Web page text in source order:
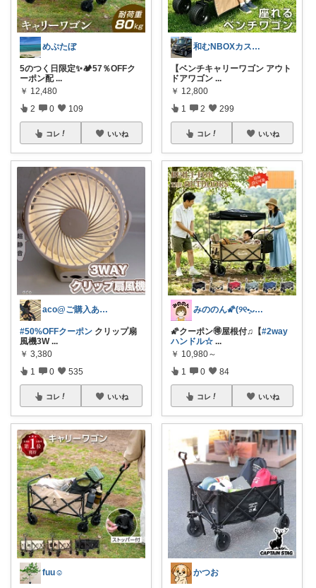
めぷたぼ
5のつく日限定✨🏕️57％OFFク
ーポン配 ...
￥ 12,480
2 0 109
コレ いいね
aco@ご購入ありがとうございます✨️
#50%OFFクーポン クリップ扇
風機3W ...
￥ 3,380
1 0 535
コレ いいね
fuu☺︎
和むNBOXカスタム👍上限中🙇
【ベンチキャリーワゴン アウト
ドアワゴン ...
￥ 12,800
1 2 299
コレ いいね
みののん🌠(୨୧•͈ᴗ•͈)感謝♡
🌠クーポン🉐屋根付♫【#2way
ハンドル☆ ...
￥ 10,980～
1 0 84
コレ いいね
かつお